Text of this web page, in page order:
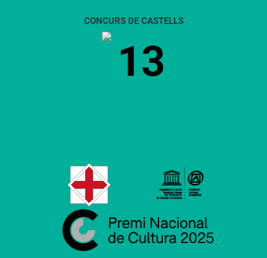
CONCURS DE CASTELLS
13